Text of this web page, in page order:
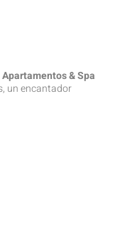
& Spa
un encantador